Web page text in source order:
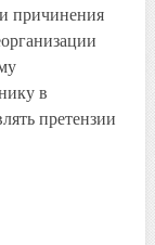
причинения
в
претензии